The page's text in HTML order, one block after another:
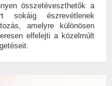
összetéveszthetők a
sokáig észrevétlenek
amelyre különösen
elfelejti a közelmúlt